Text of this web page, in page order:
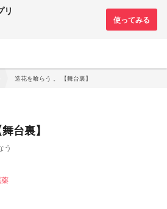
リ
造花を喰らう 。 【舞台裏】
台裏】
う